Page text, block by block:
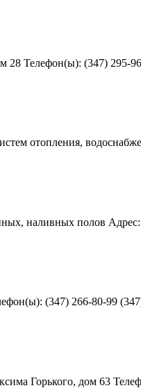
Телефон(ы): (347) 295-
отопления,
наливных полов
(347) 266-80-99
Горького, дом 63